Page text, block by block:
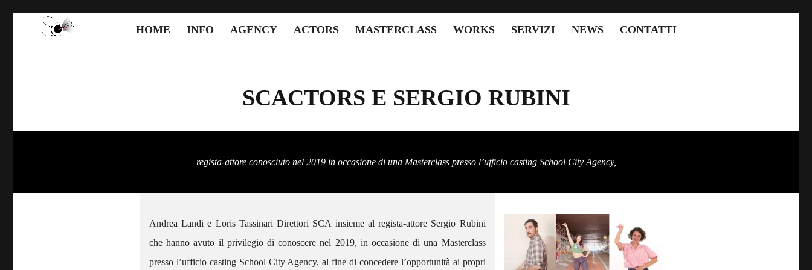
HOME INFO AGENCY ACTORS MASTERCLASS WORKS SERVIZI NEWS CONTATTI
SCACTORS E SERGIO RUBINI
regista-attore conosciuto nel 2019 in occasione di una Masterclass presso l’ufficio casting School City Agency,
Andrea Landi e Loris Tassinari Direttori SCA insieme al regista-attore Sergio Rubini
che hanno avuto il privilegio di conoscere nel 2019, in occasione di una Masterclass
presso l’ufficio casting School City Agency, al fine di concedere l’opportunità ai propri
SCACTORS – GIORGIA
PROTAGONISTA DEL NUOVO
DI FUCA”